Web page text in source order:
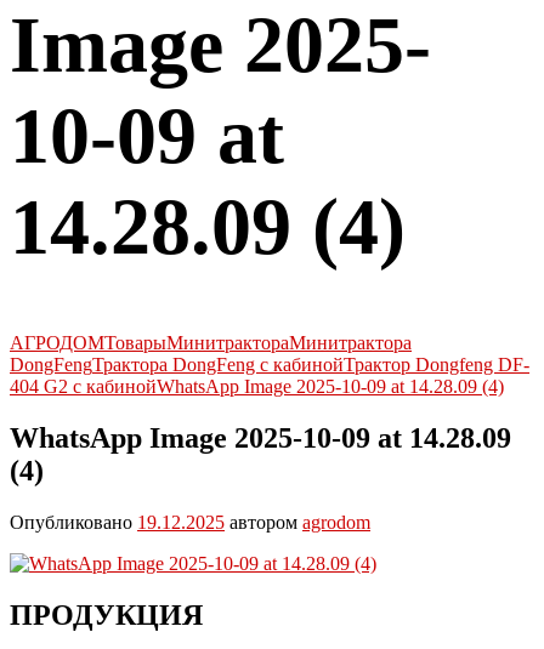
Image 2025-
10-09 at
14.28.09 (4)
АГРОДОМТоварыМинитрактораМинитрактора
DongFengТрактора DongFeng с кабинойТрактор Dongfeng DF-
404 G2 с кабинойWhatsApp Image 2025-10-09 at 14.28.09 (4)
WhatsApp Image 2025-10-09 at 14.28.09
(4)
Опубликовано 19.12.2025 автором agrodom
ПРОДУКЦИЯ